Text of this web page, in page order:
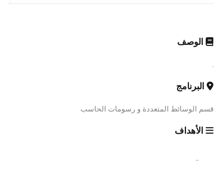
الوصف
.
البرنامج
قسم الوسائط المتعددة و رسومات الحاسب
الأهداف
..